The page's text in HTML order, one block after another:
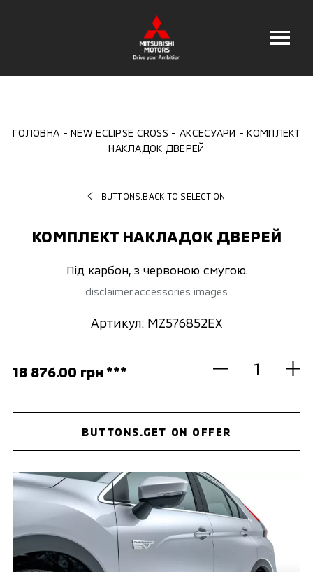
ГОЛОВНА NEW ECLIPSE CROSS АКСЕСУАРИ
КОМПЛЕКТ
НАКЛАДОК ДВЕРЕЙ
BUTTONS.BACK TO SELECTION
КОМПЛЕКТ НАКЛАДОК ДВЕРЕЙ
Під карбон, з червоною смугою.
disclaimer.accessories images
Артикул: MZ576852EX
18 876.00 грн ***
BUTTONS.GET ON OFFER